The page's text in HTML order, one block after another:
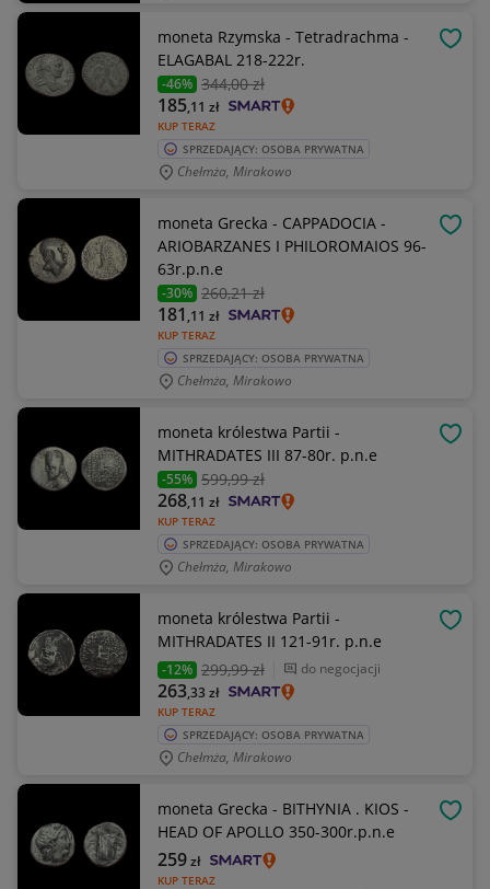
moneta Rzymska - Tetradrachma -
ELAGABAL 218-222r.
-46% 344,00 zł
KUP TERAZ
185,11 zł
SPRZEDAJĄCY: OSOBA PRYWATNA
Chełmża, Mirakowo
moneta Grecka - CAPPADOCIA -
ARIOBARZANES I PHILOROMAIOS 96-
63r.p.n.e
-30% 260,21 zł
KUP TERAZ
181 ,11 zł
SPRZEDAJĄCY: OSOBA PRYWATNA
Chełmża, Mirakowo
moneta królestwa Partii -
MITHRADATES III 87-80r. p.n.e
-55% 599,99 zł
KUP TERAZ
268,11 zł
SPRZEDAJĄCY: OSOBA PRYWATNA
Chełmża, Mirakowo
moneta królestwa Partii -
MITHRADATES II 121-91r. p.n.e
-12% 299,99 zł do negocjacji
KUP TERAZ
263,33zł
SPRZEDAJĄCY: OSOBA PRYWATNA
Chełmża, Mirakowo
moneta Grecka - BITHYNIA . KIOS -
HEAD OF APOLLO 350-300r.p.n.e
KUP TERAZ
259zł